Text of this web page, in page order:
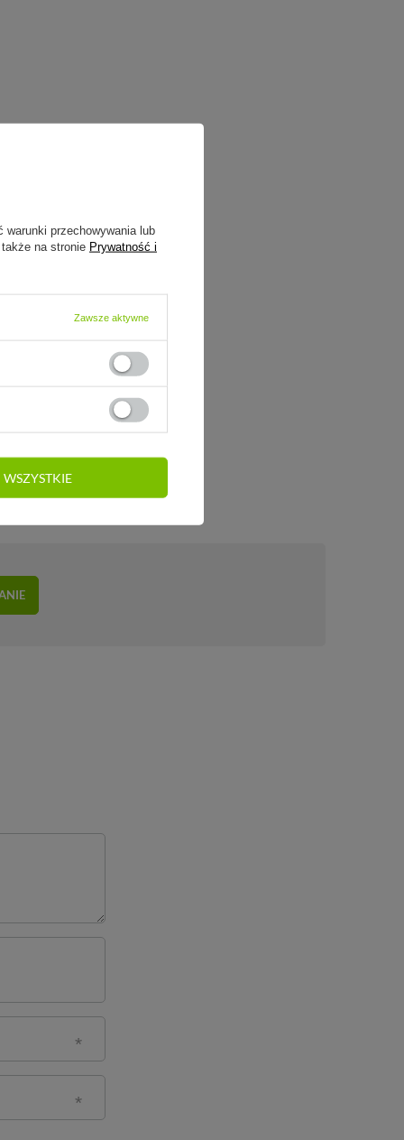
warunki przechowywania lub
na stronie Prywatność i
Zawsze aktywne